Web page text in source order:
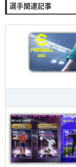
選手関連記事